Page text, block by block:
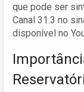
que pode ser
Canal 31.3 no
disponível no